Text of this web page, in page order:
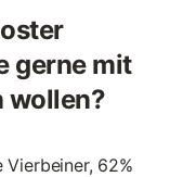
gerne mit
wollen?
62%